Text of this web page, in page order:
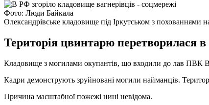
Фото: Люди Байкала
Олександрівське кладовище під Іркутськом з
Територія цвинтарю перетворилася
Кладовище з могилами окупантів, що входили до лав ПВК
Кадри демонструють зруйновані могили найманців.
Причина масштабної пожежі нині невідома.